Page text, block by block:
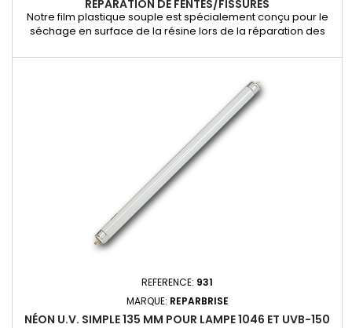
RÉPARATION DE FENTES/FISSURES
Notre film plastique souple est spécialement conçu pour le
séchage en surface de la résine lors de la réparation des
résine appliquée, puis d’utiliser une lampe UV pour assurer
en place pendant le séchage, ce film garantit une...
REFERENCE: 931
MARQUE: REPARBRISE
NÉON U.V. SIMPLE 135 MM POUR LAMPE 1046 ET UVB-150